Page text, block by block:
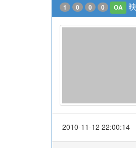
1 0 0 0 OA
2010-11-12 22:00:14